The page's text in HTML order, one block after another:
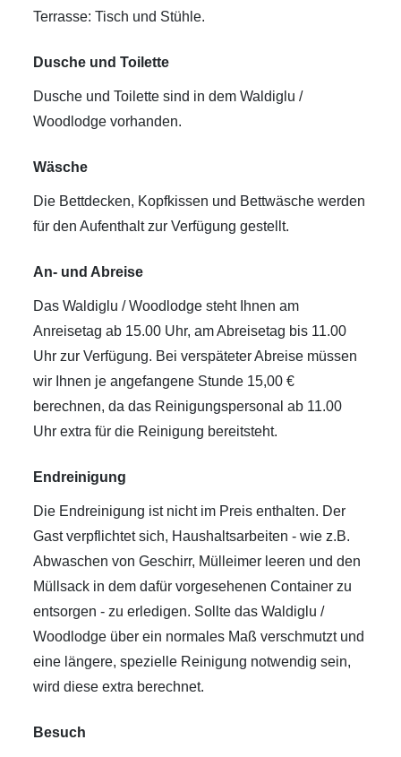
Terrasse: Tisch und Stühle.
Dusche und Toilette
Dusche und Toilette sind in dem Waldiglu /
Woodlodge vorhanden.
Wäsche
Die Bettdecken, Kopfkissen und Bettwäsche werden
für den Aufenthalt zur Verfügung gestellt.
An- und Abreise
Das Waldiglu / Woodlodge steht Ihnen am
Anreisetag ab 15.00 Uhr, am Abreisetag bis 11.00
Uhr zur Verfügung. Bei verspäteter Abreise müssen
wir Ihnen je angefangene Stunde 15,00 €
berechnen, da das Reinigungspersonal ab 11.00
Uhr extra für die Reinigung bereitsteht.
Endreinigung
Die Endreinigung ist nicht im Preis enthalten. Der
Gast verpflichtet sich, Haushaltsarbeiten - wie z.B.
Abwaschen von Geschirr, Mülleimer leeren und den
Müllsack in dem dafür vorgesehenen Container zu
entsorgen - zu erledigen. Sollte das Waldiglu /
Woodlodge über ein normales Maß verschmutzt und
eine längere, spezielle Reinigung notwendig sein,
wird diese extra berechnet.
Besuch